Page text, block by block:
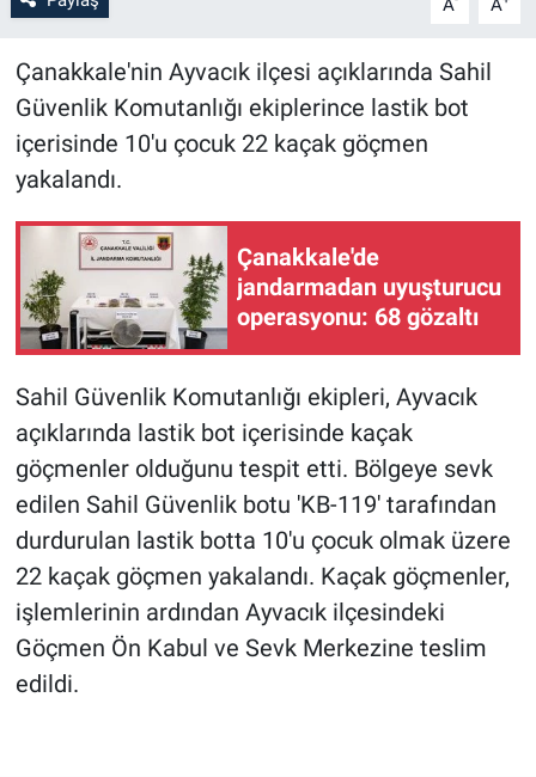
A A
Çanakkale'nin Ayvacık ilçesi açıklarında Sahil
Güvenlik Komutanlığı ekiplerince lastik bot
içerisinde 10'u çocuk 22 kaçak göçmen
yakalandı.
Çanakkale'de
jandarmadan uyuşturucu
operasyonu: 68 gözaltı
Sahil Güvenlik Komutanlığı ekipleri, Ayvacık
açıklarında lastik bot içerisinde kaçak
göçmenler olduğunu tespit etti. Bölgeye sevk
edilen Sahil Güvenlik botu 'KB-119' tarafından
durdurulan lastik botta 10'u çocuk olmak üzere
22 kaçak göçmen yakalandı. Kaçak göçmenler,
işlemlerinin ardından Ayvacık ilçesindeki
Göçmen Ön Kabul ve Sevk Merkezine teslim
edildi.